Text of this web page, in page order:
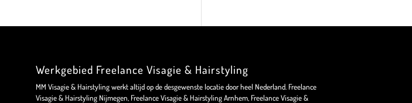
Werkgebied Freelance Visagie & Hairstyling
MM Visagie & Hairstyling werkt altijd op de desgewenste locatie door heel Nederland. Freelance
Visagie & Hairstyling Nijmegen, Freelance Visagie & Hairstyling Arnhem, Freelance Visagie &